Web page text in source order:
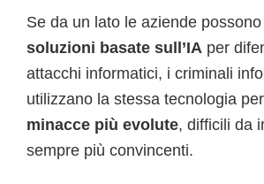
Se da un lato le aziende
soluzioni basate sull’IA per
attacchi informatici, i criminali
utilizzano la stessa tecnologia per
minacce più evolute, difficili da
sempre più convincenti.